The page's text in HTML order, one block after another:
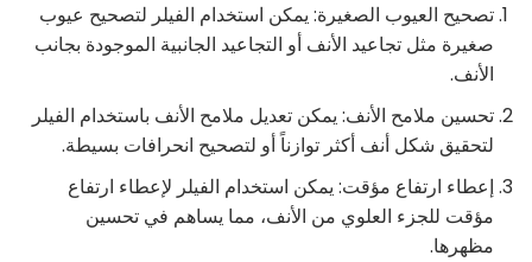
تصحيح العيوب الصغيرة: يمكن استخدام الفيلر لتصحيح عيوب
صغيرة مثل تجاعيد الأنف أو التجاعيد الجانبية الموجودة بجانب
الأنف.
تحسين ملامح الأنف: يمكن تعديل ملامح الأنف باستخدام الفيلر
لتحقيق شكل أنف أكثر توازناً أو لتصحيح انحرافات بسيطة.
إعطاء ارتفاع مؤقت: يمكن استخدام الفيلر لإعطاء ارتفاع
مؤقت للجزء العلوي من الأنف، مما يساهم في تحسين
مظهرها.